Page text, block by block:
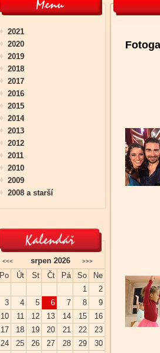
2021
2020
2019
2018
2017
2016
2015
2014
2013
2012
2011
2010
2009
2008 a starší
<<< >>>
srpen 2026
Po
Út St Čt Pá So
Ne
1
2
3
4 5 6 7 8
9
10
11 12 13 14 15
16
17
18 19 20 21 22
23
24
25 26 27 28 29
30